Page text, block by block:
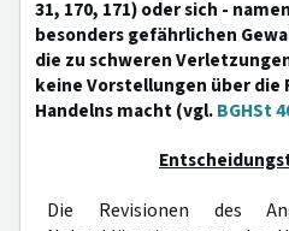
31, 170, 171) oder sich -
besonders gefährlichen
die zu schweren
keine Vorstellungen über die
Handelns macht (vgl.BGHSt
Die Revisionen des